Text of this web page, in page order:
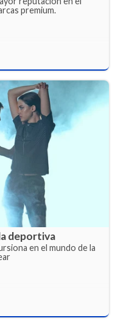
premium.
deportiva
en el mundo de la